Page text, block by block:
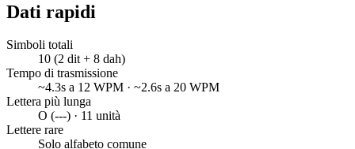
Dati rapidi
Simboli totali
10 (2 dit + 8 dah)
Tempo di trasmissione
~4.3s a 12 WPM · ~2.6s a 20 WPM
Lettera più lunga
O (---) · 11 unità
Lettere rare
Solo alfabeto comune